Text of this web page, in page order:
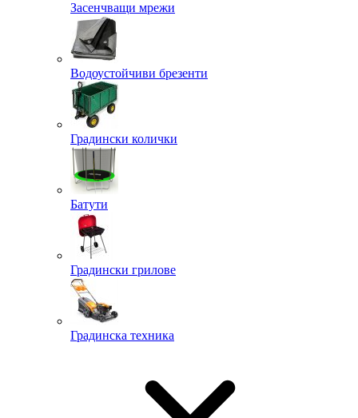
Засенчващи мрежи
Водоустойчиви брезенти
Градински колички
Батути
Градински грилове
Градинска техника